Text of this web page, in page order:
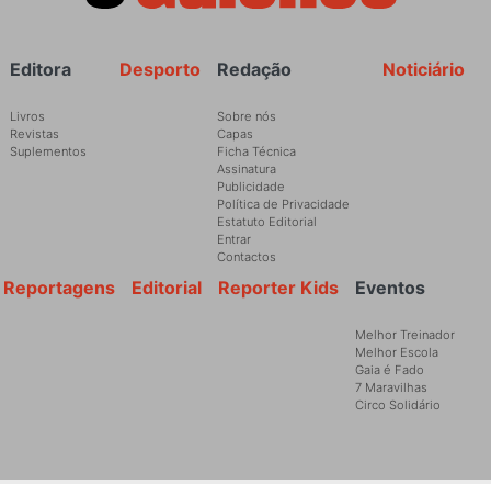
Rodapé Noticiário
Redação
Sobre nós
Capas
Ficha Técnica
Assinatura
Publicidade
Política de Privacidade
Estatuto Editorial
Entrar
Contactos
Desporto
Editora
Livros
Revistas
Suplementos
Eventos
Melhor Treinador
Melhor Escola
Gaia é Fado
7 Maravilhas
Circo Solidário
Reporter Kids
Editorial
Reportagens